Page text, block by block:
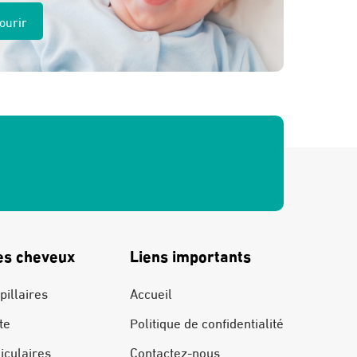
cheveux Liens importants
Accueil
Politique de confidentialité
Contactez-nous